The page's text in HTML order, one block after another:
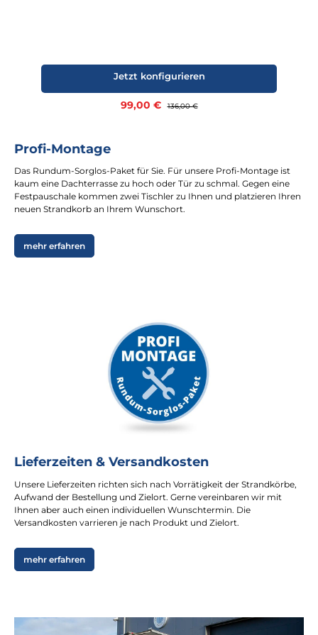
Verkaufspreis:
99,00 € Regulärer Preis:
136,00 €
Jetzt konfigurieren
Profi-Montage
Das Rundum-Sorglos-Paket für Sie. Für unsere Profi-Montage ist
kaum eine Dachterrasse zu hoch oder Tür zu schmal. Gegen eine
Festpauschale kommen zwei Tischler zu Ihnen und platzieren Ihren
neuen Strandkorb an Ihrem Wunschort.
mehr erfahren
Lieferzeiten & Versandkosten
Unsere Lieferzeiten richten sich nach Vorrätigkeit der Strandkörbe,
Aufwand der Bestellung und Zielort. Gerne vereinbaren wir mit
Ihnen aber auch einen individuellen Wunschtermin. Die
Versandkosten varrieren je nach Produkt und Zielort.
mehr erfahren